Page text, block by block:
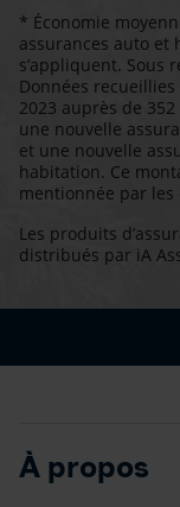
* Économie
assurances auto et
s’appliquent. Sous
Données
2023 auprès de
une nouvelle
et une nouvelle
habitation. Ce
mentionnée par les
Les produits
distribués par iA
À propos